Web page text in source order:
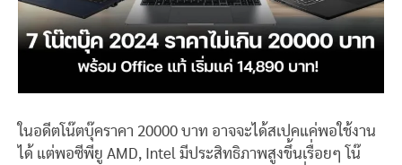
ในอดีตโน๊ตบุ๊คราคา 20000 บาท อาจจะได้สเปคแค่พอใช้งาน
ได้ แต่พอซีพียู AMD, Intel มีประสิทธิภาพสูงขึ้นเรื่อยๆ โน๊